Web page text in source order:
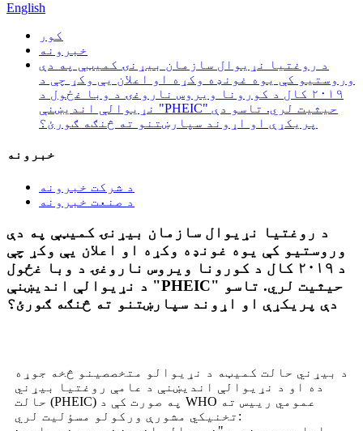
English
کور
خبرونه
د روغتیا نړیوال سازمان بیړنۍ کمیټې په دې
وروستیو کې یوه غونډه وکړه او اعلان یې وکړ چې د
۲۰۱۹ کال د کورونا ویروس ناروغۍ د وبا غځول د
نړیوالې اندیښنې "PHEIC" حیثیت لري. تاسو دې
پریکړې او اړوند سپارښتنو ته څنګه ګورئ؟
خبرونه
د شرکت خبرونه
د صنعت خبرونه
د روغتیا نړیوال سازمان بیړنۍ کمیټې په دې
وروستیو کې یوه غونډه وکړه او اعلان یې وکړ چې
د ۲۰۱۹ کال د کورونا ویروس ناروغۍ د وبا غځول
د نړیوالې اندیښنې "PHEIC" حیثیت لري. تاسو
دې پریکړې او اړوند سپارښتنو ته څنګه ګورئ؟
د بیړني حالت کمیټه د نړیوالو متخصصینو څخه جوړه
ده او د نړیوالې اندیښنې د عامې روغتیا بیړني
حالت (PHEIC) په صورت کې د WHO عمومي رییس ته
تخنیکي مشورې ورکولو مسؤلیت لري: